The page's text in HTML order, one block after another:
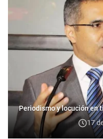
Periodismo y locución en
17